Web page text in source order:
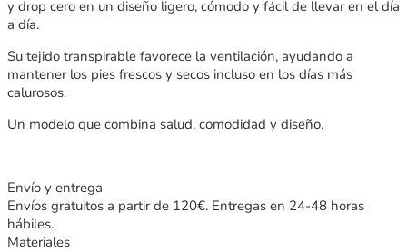
y drop cero en un diseño ligero, cómodo y fácil de llevar en el día
a día.
Su tejido transpirable favorece la ventilación, ayudando a
mantener los pies frescos y secos incluso en los días más
calurosos.
Un modelo que combina salud, comodidad y diseño.
Envío y entrega
Envíos gratuitos a partir de 120€. Entregas en 24-48 horas
hábiles.
Materiales